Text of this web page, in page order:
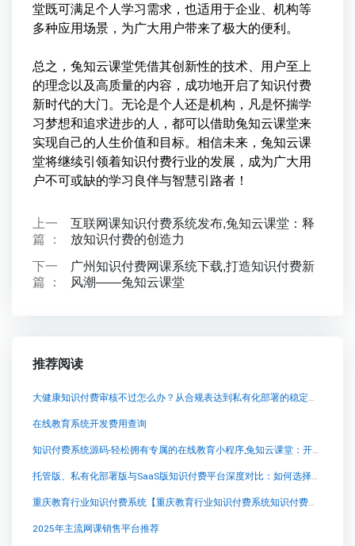
堂既可满足个人学习需求，也适用于企业、机构等
多种应用场景，为广大用户带来了极大的便利。
总之，兔知云课堂凭借其创新性的技术、用户至上
的理念以及高质量的内容，成功地开启了知识付费
新时代的大门。无论是个人还是机构，凡是怀揣学
习梦想和追求进步的人，都可以借助兔知云课堂来
实现自己的人生价值和目标。相信未来，兔知云课
堂将继续引领着知识付费行业的发展，成为广大用
户不可或缺的学习良伴与智慧引路者！
上一
篇 ：
互联网课知识付费系统发布,兔知云课堂：释
放知识付费的创造力
下一
篇 ：
广州知识付费网课系统下载,打造知识付费新
风潮——兔知云课堂
推荐阅读
大健康知识付费审核不过怎么办？从合规表达到私有化部署的稳定交付思路
在线教育系统开发费用查询
知识付费系统源码-轻松拥有专属的在线教育小程序,兔知云课堂：开启知识付费新时代
托管版、私有化部署版与SaaS版知识付费平台深度对比：如何选择最适合您的在线教育解决方案？
重庆教育行业知识付费系统【重庆教育行业知识付费系统知识付费系统系统怎么制作，知识付费系统搭建使用教程】
2025年主流网课销售平台推荐